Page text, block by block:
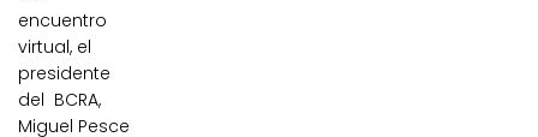
encuentro
virtual, el
presidente
del BCRA,
Miguel Pesce